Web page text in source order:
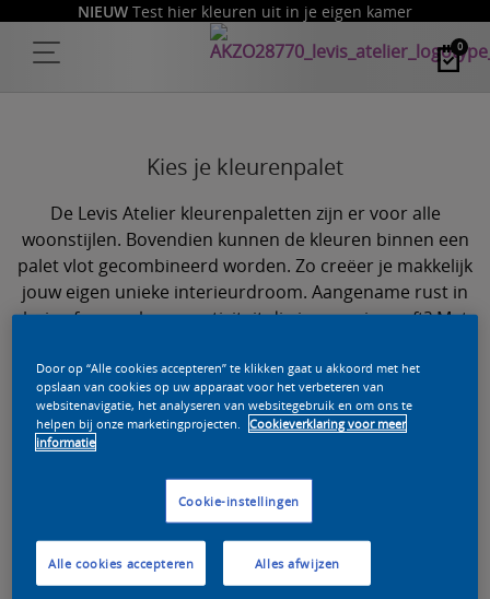
NIEUW Test hier kleuren uit in je eigen kamer
0
Kies je kleurenpalet
De Levis Atelier kleurenpaletten zijn er voor alle
woonstijlen. Bovendien kunnen de kleuren binnen een
palet vlot gecombineerd worden. Zo creëer je makkelijk
jouw eigen unieke interieurdroom. Aangename rust in
huis of grenzeloze creativiteit die je energie geeft? Met
Nesting in Nature
Nesting in Nature
Door op “Alle cookies accepteren” te klikken gaat u akkoord met het
opslaan van cookies op uw apparaat voor het verbeteren van
websitenavigatie, het analyseren van websitegebruik en om ons te
helpen bij onze marketingprojecten.
Cookieverklaring voor meer
informatie
Cookie-instellingen
Alles afwijzen
Alle cookies accepteren